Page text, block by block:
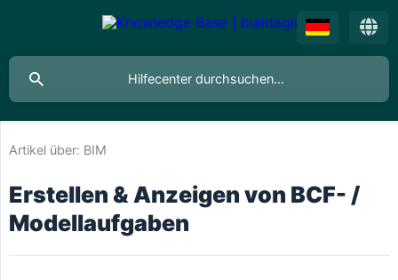
Artikel über: BIM
Erstellen & Anzeigen von BCF- /
Modellaufgaben